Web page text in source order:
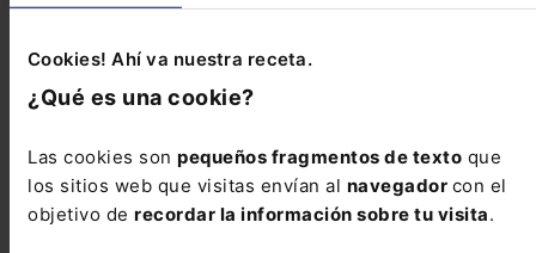
Cookies! Ahí va nuestra receta.
¿Qué es una cookie?
Las cookies son pequeños fragmentos de texto que
los sitios web que visitas envían al navegador con el
objetivo de recordar la información sobre tu visita.
empleo, la recuperación económica y la mejora
del mercado de trabajo.
Reseñas de jurisprudencia